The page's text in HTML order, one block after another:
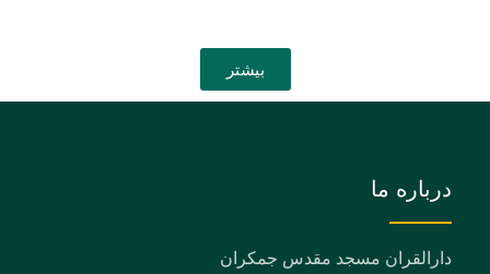
بیشتر
درباره ما
دارالقران مسجد مقدس جمکران